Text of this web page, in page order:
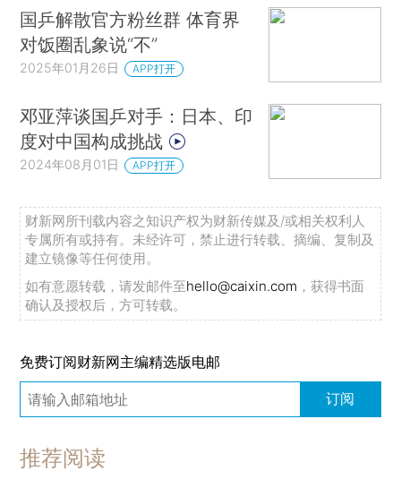
国乒解散官方粉丝群 体育界
对饭圈乱象说“不”
2025年01月26日 APP打开
邓亚萍谈国乒对手：日本、印
度对中国构成挑战
2024年08月01日 APP打开
财新网所刊载内容之知识产权为财新传媒及/或相关权利人
专属所有或持有。未经许可，禁止进行转载、摘编、复制及
建立镜像等任何使用。
如有意愿转载，请发邮件至hello@caixin.com ，获得书面
确认及授权后，方可转载。
免费订阅财新网主编精选版电邮
订阅
推荐阅读